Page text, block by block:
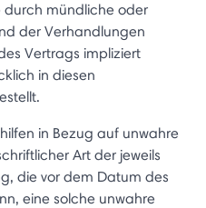
mündliche oder
der Verhandlungen
Vertrags impliziert
in diesen
in Bezug auf unwahre
Art der jeweils
die vor dem Datum des
eine solche unwahre